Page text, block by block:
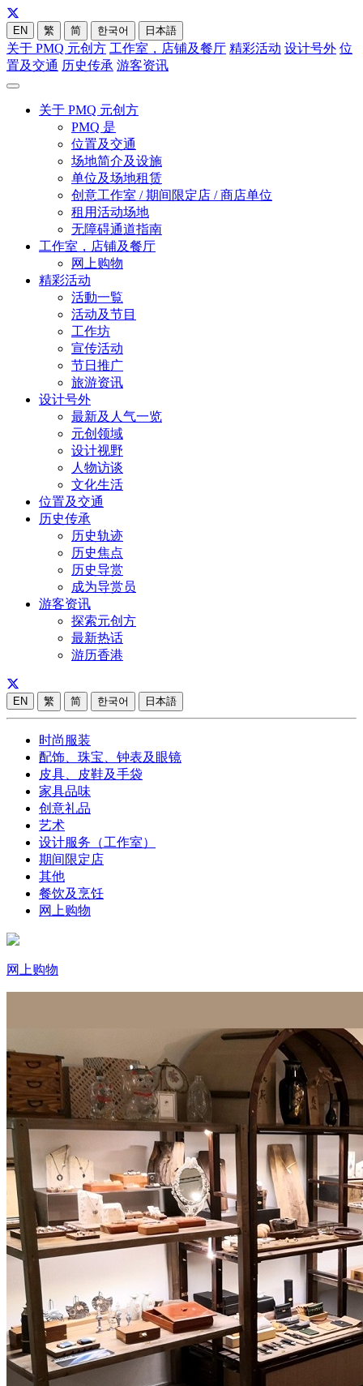
EN 繁 简 한국어 日本語
关于 PMQ 元创方 工作室，店铺及餐厅 精彩活动 设计号外 位
置及交通 历史传承 游客资讯
关于 PMQ 元创方
PMQ 是
位置及交通
场地简介及设施
单位及场地租赁
创意工作室 / 期间限定店 / 商店单位
租用活动场地
无障碍通道指南
工作室，店铺及餐厅
网上购物
精彩活动
活動一覧
活动及节目
工作坊
宣传活动
节日推广
旅游资讯
设计号外
最新及人气一览
元创领域
设计视野
人物访谈
文化生活
位置及交通
历史传承
历史轨迹
历史焦点
历史导赏
成为导赏员
游客资讯
探索元创方
最新热话
游历香港
EN 繁 简 한국어 日本語
时尚服装
配饰、珠宝、钟表及眼镜
皮具、皮鞋及手袋
家具品味
创意礼品
艺术
设计服务（工作室）
期间限定店
其他
餐饮及烹饪
网上购物
网上购物